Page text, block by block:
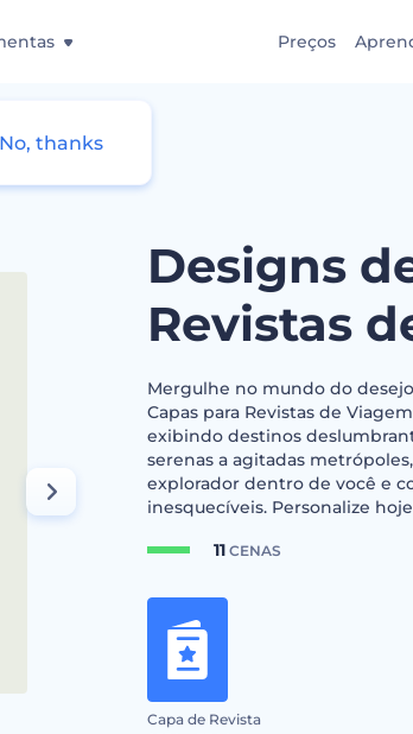
Preços
de Viagem
Designs
Revistas
Mergulhe no mundo do
Capas para Revistas de
exibindo destinos
serenas a agitadas
explorador dentro de você e
inesquecíveis. Personalize
11 CENAS
Capa de Revista
No, thanks